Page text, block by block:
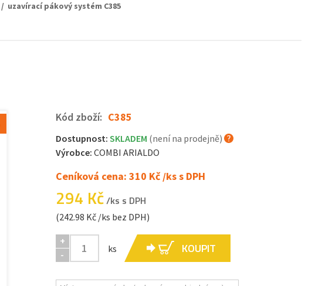
/ uzavírací pákový systém C385
Kód zboží: C385
Dostupnost: SKLADEM (není na prodejně)
Výrobce: COMBI ARIALDO
Ceníková cena: 310 Kč /ks s DPH
294 Kč/ks s DPH
(242.98 Kč /ks bez DPH)
+
-
ks KOUPIT